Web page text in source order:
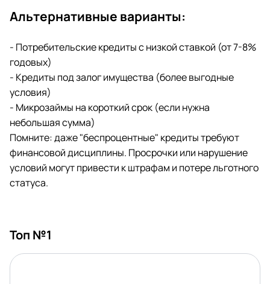
Альтернативные варианты:
- Потребительские кредиты с низкой ставкой (от 7-8%
годовых)
- Кредиты под залог имущества (более выгодные
условия)
- Микрозаймы на короткий срок (если нужна
небольшая сумма)
Помните: даже "беспроцентные" кредиты требуют
финансовой дисциплины. Просрочки или нарушение
условий могут привести к штрафам и потере льготного
статуса.
Топ №1